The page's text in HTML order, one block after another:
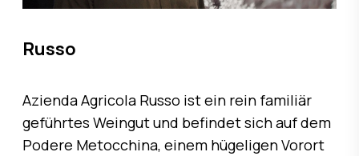
Russo
Azienda Agricola Russo ist ein rein familiär
geführtes Weingut und befindet sich auf dem
Podere Metocchina, einem hügeligen Vorort